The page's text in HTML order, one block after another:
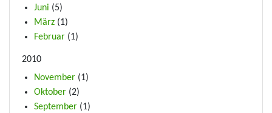
Juni (5)
März (1)
Februar (1)
2010
November (1)
Oktober (2)
September (1)